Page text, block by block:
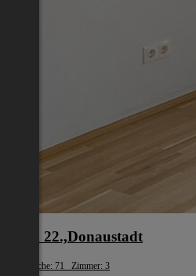
Wien 22.,Donaustadt
Wohnfläche: 71 Zimmer: 3